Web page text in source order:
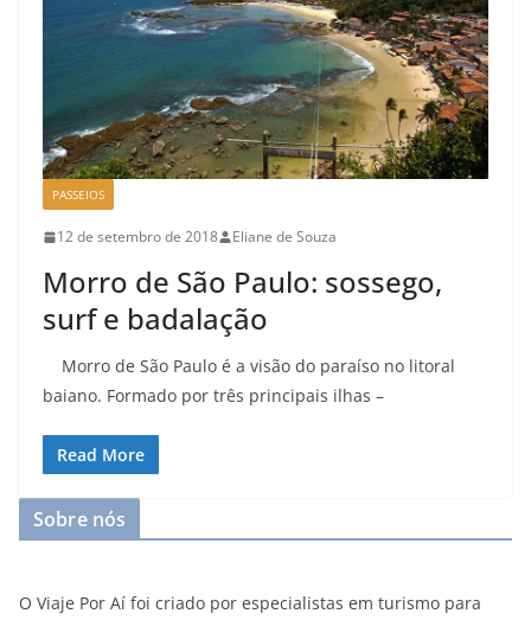
PASSEIOS
12 de setembro de 2018 Eliane de Souza
Morro de São Paulo: sossego,
surf e badalação
Morro de São Paulo é a visão do paraíso no litoral
baiano. Formado por três principais ilhas –
Read More
Sobre nós
O Viaje Por Aí foi criado por especialistas em turismo para